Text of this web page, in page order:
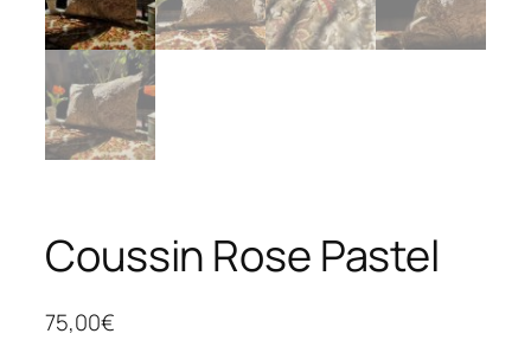
Coussin Rose Pastel
75,00€